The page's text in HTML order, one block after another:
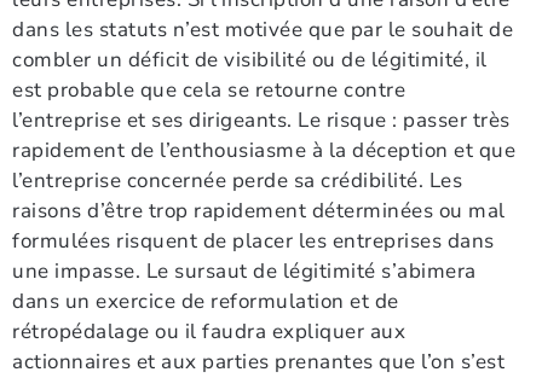
dans les statuts n’est motivée que par le souhait de
combler un déficit de visibilité ou de légitimité, il
est probable que cela se retourne contre
l’entreprise et ses dirigeants. Le risque : passer très
rapidement de l’enthousiasme à la déception et que
l’entreprise concernée perde sa crédibilité. Les
raisons d’être trop rapidement déterminées ou mal
formulées risquent de placer les entreprises dans
une impasse. Le sursaut de légitimité s’abimera
dans un exercice de reformulation et de
rétropédalage ou il faudra expliquer aux
actionnaires et aux parties prenantes que l’on s’est